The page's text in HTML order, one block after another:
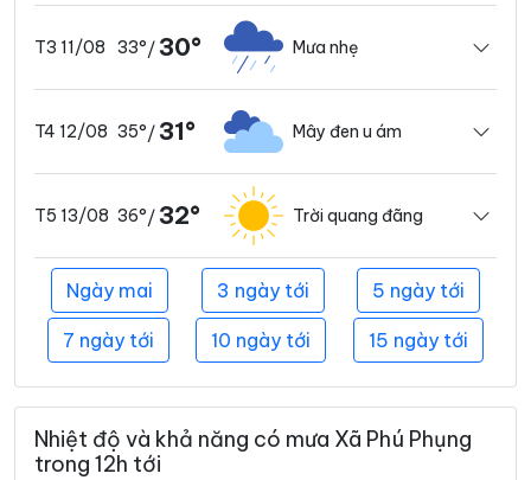
T3 11/08 33°/ 30° Mưa nhẹ
T4 12/08 35°/ 31° Mây đen u ám
T5 13/08 36°/ 32° Trời quang đãng
Ngày mai 3 ngày tới 5 ngày tới
7 ngày tới 10 ngày tới 15 ngày tới
Nhiệt độ và khả năng có mưa Xã Phú Phụng
trong 12h tới